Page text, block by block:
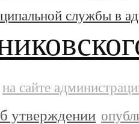
службы в
на сайте
утверждении